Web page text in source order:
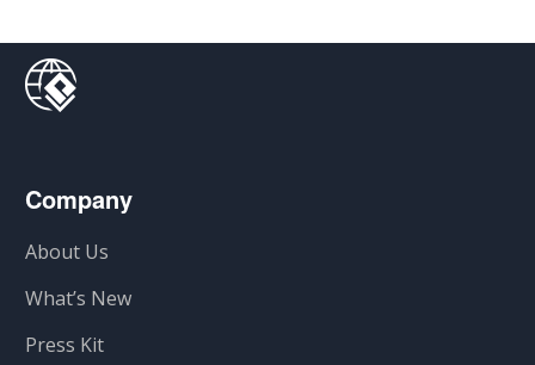
Company
About Us
What’s New
Press Kit